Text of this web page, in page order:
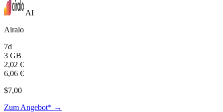
AI
Airalo
7d
3 GB
2,02 €
6,06 €
$7,00
Zum Angebot* →